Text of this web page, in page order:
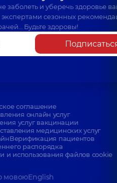
заболеть и уберечь здоровье
сезонных
Будьте здоровы!
соглашение
онлайн услуг
услуг вакцинации
медицинских услуг
Верификация пациентов
распорядка
и использования файлов cookie
мовоюEnglish